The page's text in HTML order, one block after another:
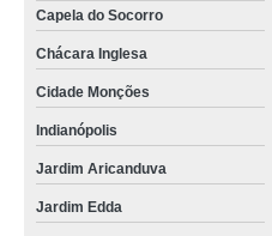
Capela do Socorro
Chácara Inglesa
Cidade Monções
Indianópolis
Jardim Aricanduva
Jardim Edda